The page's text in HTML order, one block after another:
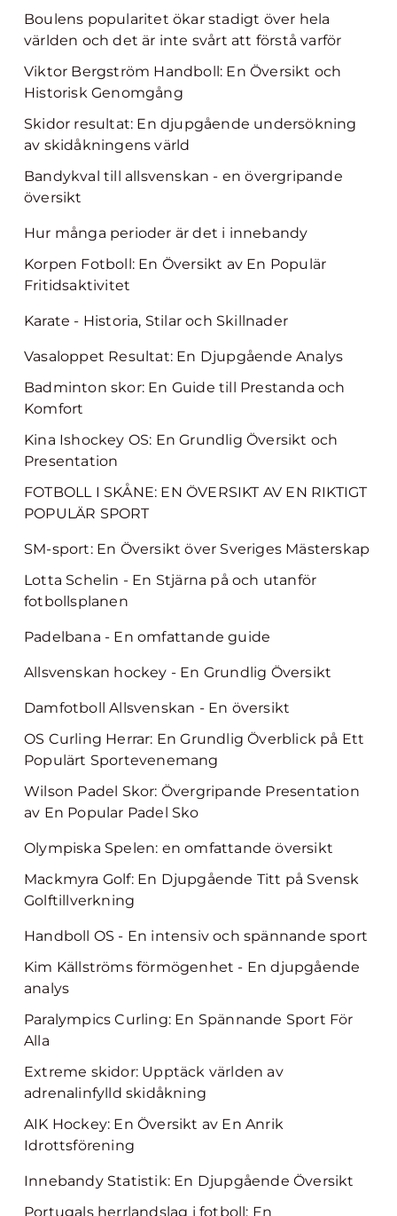
Boulens popularitet ökar stadigt över hela
världen och det är inte svårt att förstå varför
Viktor Bergström Handboll: En Översikt och
Historisk Genomgång
Skidor resultat: En djupgående undersökning
av skidåkningens värld
Bandykval till allsvenskan - en övergripande
översikt
Hur många perioder är det i innebandy
Korpen Fotboll: En Översikt av En Populär
Fritidsaktivitet
Karate - Historia, Stilar och Skillnader
Vasaloppet Resultat: En Djupgående Analys
Badminton skor: En Guide till Prestanda och
Komfort
Kina Ishockey OS: En Grundlig Översikt och
Presentation
FOTBOLL I SKÅNE: EN ÖVERSIKT AV EN RIKTIGT
POPULÄR SPORT
SM-sport: En Översikt över Sveriges Mästerskap
Lotta Schelin - En Stjärna på och utanför
fotbollsplanen
Padelbana - En omfattande guide
Allsvenskan hockey - En Grundlig Översikt
Damfotboll Allsvenskan - En översikt
OS Curling Herrar: En Grundlig Överblick på Ett
Populärt Sportevenemang
Wilson Padel Skor: Övergripande Presentation
av En Popular Padel Sko
Olympiska Spelen: en omfattande översikt
Mackmyra Golf: En Djupgående Titt på Svensk
Golftillverkning
Handboll OS - En intensiv och spännande sport
Kim Källströms förmögenhet - En djupgående
analys
Paralympics Curling: En Spännande Sport För
Alla
Extreme skidor: Upptäck världen av
adrenalinfylld skidåkning
AIK Hockey: En Översikt av En Anrik
Idrottsförening
Innebandy Statistik: En Djupgående Översikt
Portugals herrlandslag i fotboll: En